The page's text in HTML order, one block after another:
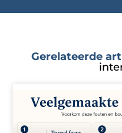
Gerelateerde